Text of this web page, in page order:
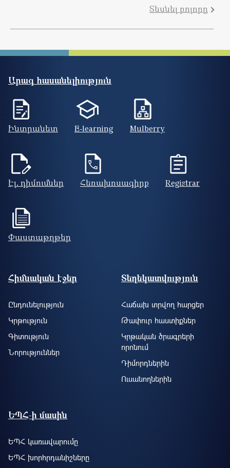
Տեսնել բոլորը
Արագ հասանելիություն
Ինտրանետ E-learning Mulberry
Էլ. դիմումներ Հեռախոսագիրք Registrar
Փաստաթղթեր
Footer site information
Հիմնական էջեր
Ընդունելություն
Կրթություն
Գիտություն
Նորություններ
Տեղեկատվություն
Հաճախ տրվող հարցեր
Թափուր հաստիքներ
Կրթական ծրագրերի
որոնում
Դիմորդներին
Ուսանողներին
ԵՊՀ-ի մասին
ԵՊՀ կառավարումը
ԵՊՀ խորհրդանիշները